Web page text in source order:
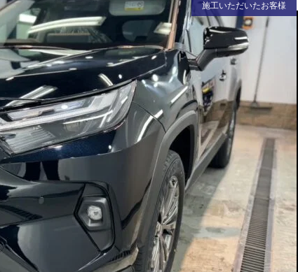
施工いただいたお客様